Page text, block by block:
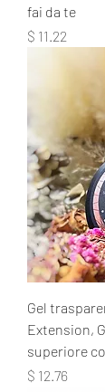
fai da te
Prezzo
$ 11.22
Gel
Extension,
superiore
Prezzo
$ 12.76